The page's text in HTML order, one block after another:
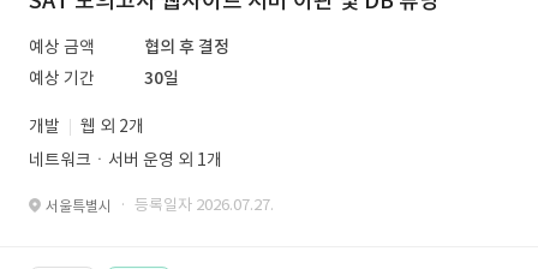
예상 금액
협의 후 결정
예상 기간
30일
개발
웹 외 2개
네트워크ㆍ서버 운영 외 1개
서울특별시 · 등록일자 2026.07.27.